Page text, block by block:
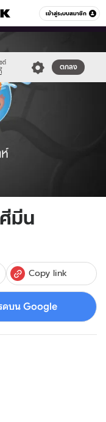
เข้าสู่ระบบสมาชิก
หมวดอื่นๆ
ต์
ตกลง
มีน
Copy link
ดบน Google